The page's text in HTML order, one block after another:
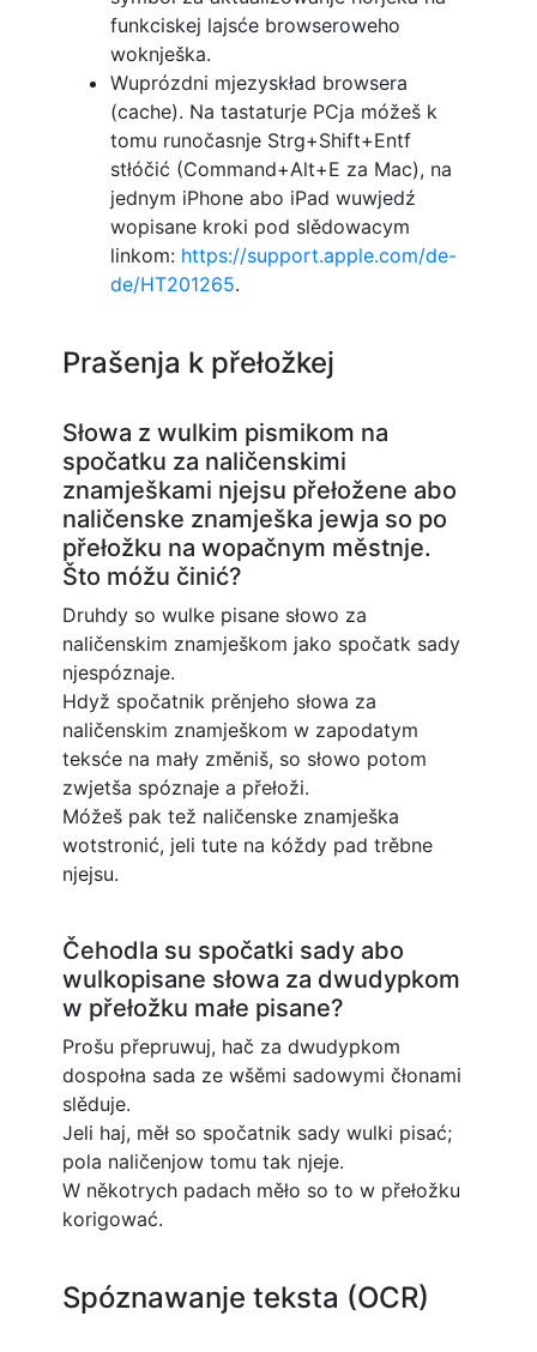
funkciskej lajsće browseroweho
woknješka.
Wuprózdni mjezyskład browsera
(cache). Na tastaturje PCja móžeš k
tomu runočasnje Strg+Shift+Entf
stłóčić (Command+Alt+E za Mac), na
jednym iPhone abo iPad wuwjedź
wopisane kroki pod slědowacym
linkom: https://support.apple.com/de-
de/HT201265.
Prašenja k přełožkej
Słowa z wulkim pismikom na
spočatku za naličenskimi
znamješkami njejsu přełožene abo
naličenske znamješka jewja so po
přełožku na wopačnym městnje.
Što móžu činić?
Druhdy so wulke pisane słowo za
naličenskim znamješkom jako spočatk sady
njespóznaje.
Hdyž spočatnik prěnjeho słowa za
naličenskim znamješkom w zapodatym
teksće na mały změniš, so słowo potom
zwjetša spóznaje a přełoži.
Móžeš pak tež naličenske znamješka
wotstronić, jeli tute na kóždy pad trěbne
njejsu.
Čehodla su spočatki sady abo
wulkopisane słowa za dwudypkom
w přełožku małe pisane?
Prošu přepruwuj, hač za dwudypkom
dospołna sada ze wšěmi sadowymi čłonami
slěduje.
Jeli haj, měł so spočatnik sady wulki pisać;
pola naličenjow tomu tak njeje.
W někotrych padach měło so to w přełožku
korigować.
Spóznawanje teksta (OCR)